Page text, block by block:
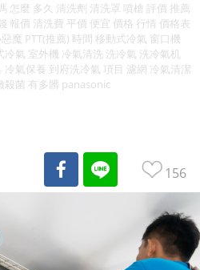
怎麼 多久 清洗劑 清洗罩 噴槍 評價 推薦
報價 清洗費 平價 便宜 價格 行情 價格表
魔 PTT(推薦) 時間 移動式冷氣 窗口機
氣 室外機 冷氣清洗 洗冷氣 洗冷氣机
氣保養 到府洗冷氣 項目 濾網 冷氣清潔
殺菌 有多髒 panasonic
156